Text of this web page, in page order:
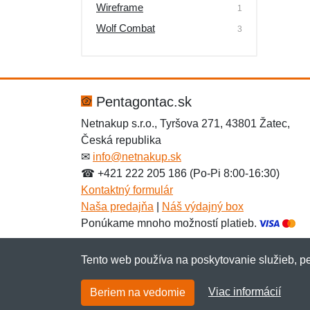
Wireframe 1
Wolf Combat 3
Pentagontac.sk
Netnakup s.r.o., Tyršova 271, 43801 Žatec,
Česká republika
✉ info@netnakup.sk
☎ +421 222 205 186 (Po-Pi 8:00-16:30)
Kontaktný formulár
Naša predajňa
Náš výdajný box
Ponúkame mnoho možností platieb.
Copyright © 2007-2026 (19 rokov s vami)
Tento web používa na poskytovanie služieb,
Beriem na vedomie Viac informácií